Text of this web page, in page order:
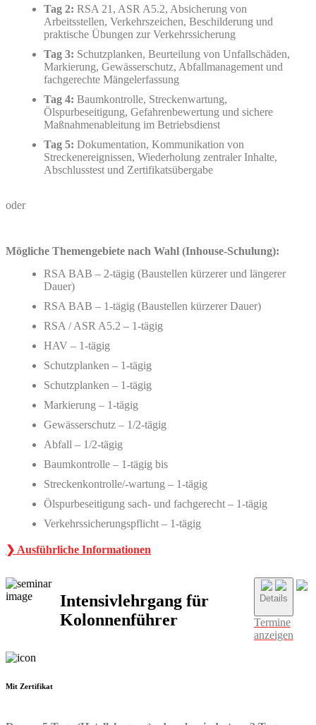
Tag 2: RSA 21, ASR A5.2, Absicherung von
Arbeitsstellen, Verkehrszeichen, Beschilderung und
praktische Übungen zur Verkehrssicherung
Tag 3: Schutzplanken, Beurteilung von Unfallschäden,
Markierung, Gewässerschutz, Abfallmanagement und
fachgerechte Mängelerfassung
Tag 4: Baumkontrolle, Streckenwartung,
Ölspurbeseitigung, Gefahrenbewertung und sichere
Maßnahmenableitung im Betriebsdienst
Tag 5: Dokumentation, Kommunikation von
Streckenereignissen, Wiederholung zentraler Inhalte,
Abschlusstest und Zertifikatsübergabe
oder
Mögliche Themengebiete nach Wahl (Inhouse-Schulung):
RSA BAB – 2-tägig (Baustellen kürzerer und längerer
Dauer)
RSA BAB – 1-tägig (Baustellen kürzerer Dauer)
RSA / ASR A5.2 – 1-tägig
HAV – 1-tägig
Schutzplanken – 1-tägig
Schutzplanken – 1-tägig
Markierung – 1-tägig
Gewässerschutz – 1/2-tägig
Abfall – 1/2-tägig
Baumkontrolle – 1-tägig bis
Streckenkontrolle/-wartung – 1-tägig
Ölspurbeseitigung sach- und fachgerecht – 1-tägig
Verkehrssicherungspflicht – 1-tägig
❯ Ausführliche Informationen
Intensivlehrgang für
Kolonnenführer
Details
Termine
anzeigen
Mit Zertifikat